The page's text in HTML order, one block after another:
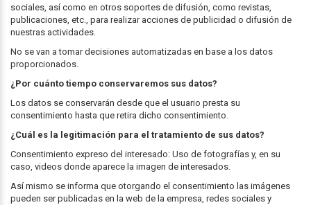
sociales, así como en otros soportes de difusión, como revistas,
publicaciones, etc., para realizar acciones de publicidad o difusión de
nuestras actividades.
No se van a tomar decisiones automatizadas en base a los datos
proporcionados.
¿Por cuánto tiempo conservaremos sus datos?
Los datos se conservarán desde que el usuario presta su
consentimiento hasta que retira dicho consentimiento.
¿Cuál es la legitimación para el tratamiento de sus datos?
Consentimiento expreso del interesado: Uso de fotografías y, en su
caso, videos donde aparece la imagen de interesados.
Así mismo se informa que otorgando el consentimiento las imágenes
pueden ser publicadas en la web de la empresa, redes sociales y